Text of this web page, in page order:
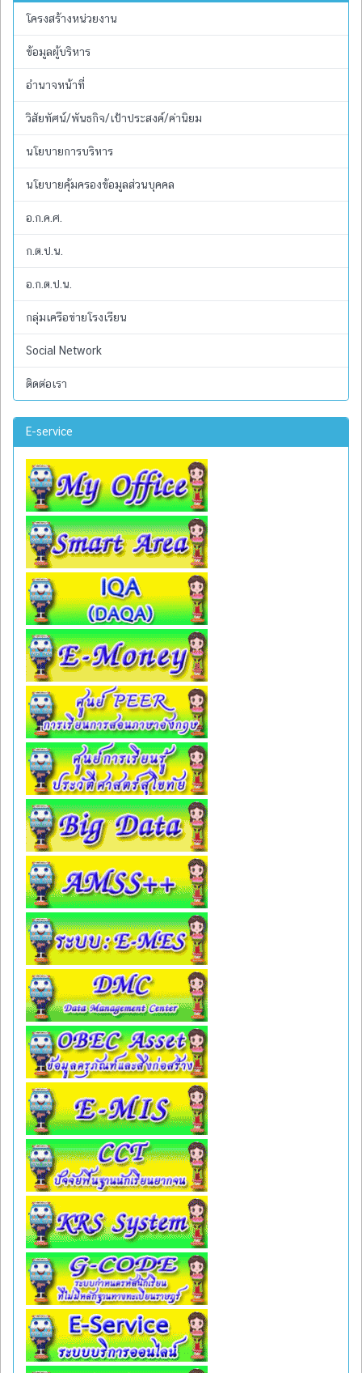
โครงสร้างหน่วยงาน
ข้อมูลผู้บริหาร
อำนาจหน้าที่
วิสัยทัศน์/พันธกิจ/เป้าประสงค์/ค่านิยม
นโยบายการบริหาร
นโยบายคุ้มครองข้อมูลส่วนบุคคล
อ.ก.ค.ศ.
ก.ต.ป.น.
อ.ก.ต.ป.น.
กลุ่มเครือข่ายโรงเรียน
Social Network
ติดต่อเรา
E-service